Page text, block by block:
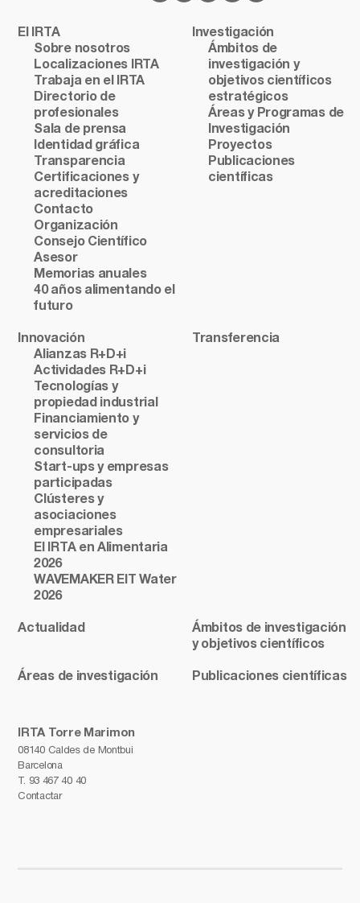
IRTA Torre Marimon
08140 Caldes de Montbui
Barcelona
T. 93 467 40 40
Contactar
El IRTA
Sobre nosotros
Localizaciones IRTA
Trabaja en el IRTA
Directorio de
profesionales
Sala de prensa
Identidad gráfica
Transparencia
Certificaciones y
acreditaciones
Contacto
Organización
Consejo Científico
Asesor
Memorias anuales
40 años alimentando el
futuro
Investigación
Ámbitos de
investigación y
objetivos científicos
estratégicos
Áreas y Programas de
Investigación
Proyectos
Publicaciones
científicas
Innovación
Alianzas R+D+i
Actividades R+D+i
Tecnologías y
propiedad industrial
Financiamiento y
servicios de
consultoria
Start-ups y empresas
participadas
Clústeres y
asociaciones
empresariales
El IRTA en Alimentaria
2026
WAVEMAKER EIT Water
2026
Transferencia
Actualidad
Ámbitos de investigación
y objetivos científicos
Áreas de investigación Publicaciones científicas